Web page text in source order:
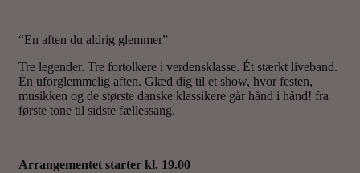
“En aften du aldrig glemmer”
Tre legender. Tre fortolkere i verdensklasse. Ét stærkt liveband.
Én uforglemmelig aften. Glæd dig til et show, hvor festen,
musikken og de største danske klassikere går hånd i hånd! fra
første tone til sidste fællessang.
Arrangementet starter kl. 19.00